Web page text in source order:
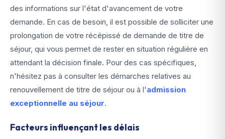
des informations sur l'état d'avancement de votre
demande. En cas de besoin, il est possible de solliciter une
prolongation de votre récépissé de demande de titre de
séjour, qui vous permet de rester en situation régulière en
attendant la décision finale. Pour des cas spécifiques,
n'hésitez pas à consulter les démarches relatives au
renouvellement de titre de séjour ou à l'admission
exceptionnelle au séjour.
Facteurs influençant les délais